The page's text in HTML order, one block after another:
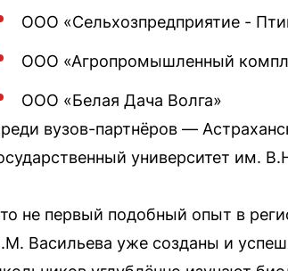
ООО «Сельхозпредприятие -
ООО «Агропромышленный
ООО «Белая Дача Волга»
вузов-партнёров —
университет им.
не первый подобный опыт в
Васильева уже созданы и